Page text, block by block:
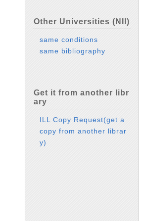
Other Universities (NII)
same conditions
same bibliography
Get it from another libr
ary
ILL Copy Request(get a
copy from another librar
y)